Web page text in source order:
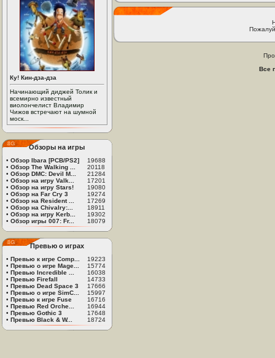
Ку! Кин-дза-дза
Начинающий диджей Толик и
всемирно известный
виолончелист Владимир
Чижов встречают на шумной
моск...
Обзоры на игры
• Обзор Ibara [PCB/PS2]
19688
• Обзор The Walking ...
20118
• Обзор DMC: Devil M...
21284
• Обзор на игру Valk...
17201
• Обзор на игру Stars!
19080
• Обзор на Far Cry 3
19274
• Обзор на Resident ...
17269
• Обзор на Chivalry:...
18911
• Обзор на игру Kerb...
19302
• Обзор игры 007: Fr... 18079
Превью о играх
• Превью к игре Comp...
19223
• Превью о игре Mage...
15774
• Превью Incredible ...
16038
• Превью Firefall
14733
• Превью Dead Space 3
17666
• Превью о игре SimC...
15997
• Превью к игре Fuse
16716
• Превью Red Orche...
16944
• Превью Gothic 3
17648
• Превью Black & W... 18724
Все